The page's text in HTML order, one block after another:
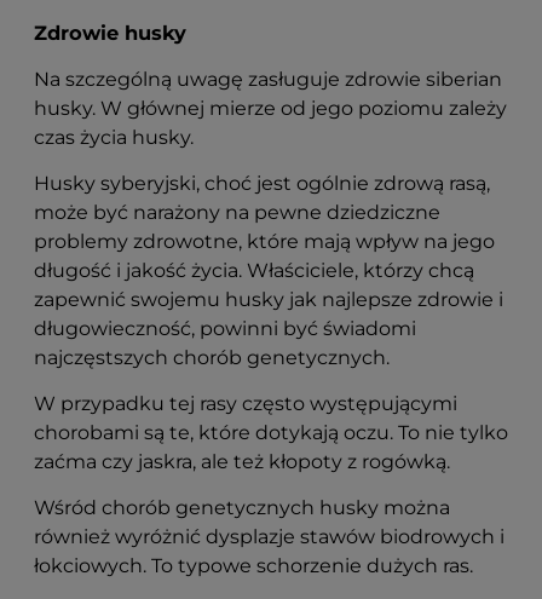
Zdrowie husky
Na szczególną uwagę zasługuje zdrowie siberian
husky. W głównej mierze od jego poziomu zależy
czas życia husky.
Husky syberyjski, choć jest ogólnie zdrową rasą,
może być narażony na pewne dziedziczne
problemy zdrowotne, które mają wpływ na jego
długość i jakość życia. Właściciele, którzy chcą
zapewnić swojemu husky jak najlepsze zdrowie i
długowieczność, powinni być świadomi
najczęstszych chorób genetycznych.
W przypadku tej rasy często występującymi
chorobami są te, które dotykają oczu. To nie tylko
zaćma czy jaskra, ale też kłopoty z rogówką.
Wśród chorób genetycznych husky można
również wyróżnić dysplazje stawów biodrowych i
łokciowych. To typowe schorzenie dużych ras.